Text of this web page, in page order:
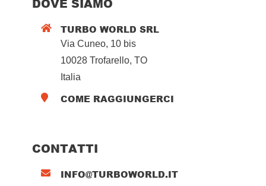
 TURBO WORLD SRL
Via Cuneo, 10 bis
10028 Trofarello, TO
Italia
 COME RAGGIUNGERCI
CONTATTI
 INFO@TURBOWORLD.IT